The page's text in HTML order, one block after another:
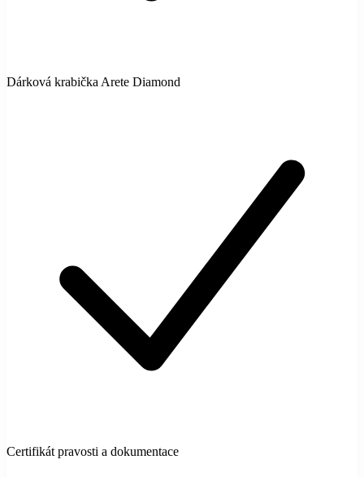
Dárková krabička Arete Diamond
Certifikát pravosti a dokumentace